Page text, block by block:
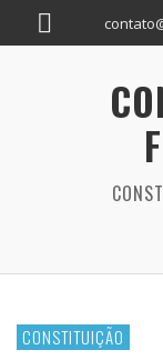
CONSTITUIÇÃO